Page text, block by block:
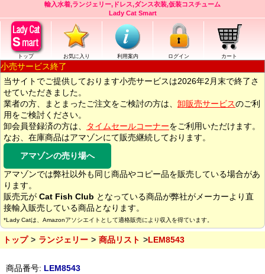
輸入水着,ランジェリー,ドレス,ダンス衣装,仮装コスチューム
Lady Cat Smart
トップ お気に入り 利用案内 ログイン カート
小売サービス終了
当サイトでご提供しております小売サービスは2026年2月末で終了さ
せていただきました。
業者の方、まとまったご注文をご検討の方は、 卸販売サービスのご利
用をご検討ください。
卸会員登録済の方は、
タイムセールコーナーをご利用いただけます。
なお、在庫商品はアマゾンにて販売継続しております。
アマゾンの売り場へ
アマゾンでは弊社以外も同じ商品やコピー品を販売している場合があ
ります。
販売元が Cat Fish Club となっている商品が弊社がメーカーより直
接輸入販売している商品となります。
*Lady Catは、Amazonアソシエイトとして適格販売により収入を得ています。
トップ ランジェリー 商品リスト LEM8543
商品番号: LEM8543